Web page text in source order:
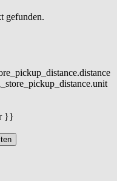
gefunden.
}}